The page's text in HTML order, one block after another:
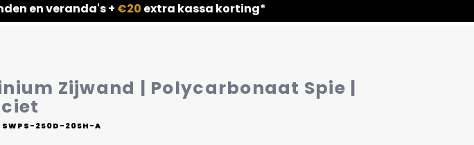
en veranda's + €20 extra kassa korting*
Zijwand | Polycarbonaat Spie |
SWPS-250D-205H-A